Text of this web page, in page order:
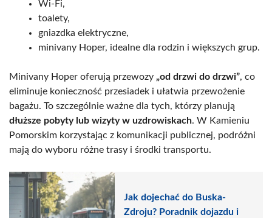
Wi-Fi,
toalety,
gniazdka elektryczne,
minivany Hoper, idealne dla rodzin i większych grup.
Minivany Hoper oferują przewozy „od drzwi do drzwi”, co
eliminuje konieczność przesiadek i ułatwia przewożenie
bagażu. To szczególnie ważne dla tych, którzy planują
dłuższe pobyty lub wizyty w uzdrowiskach. W Kamieniu
Pomorskim korzystając z komunikacji publicznej, podróżni
mają do wyboru różne trasy i środki transportu.
Jak dojechać do Buska-
Zdroju? Poradnik dojazdu i